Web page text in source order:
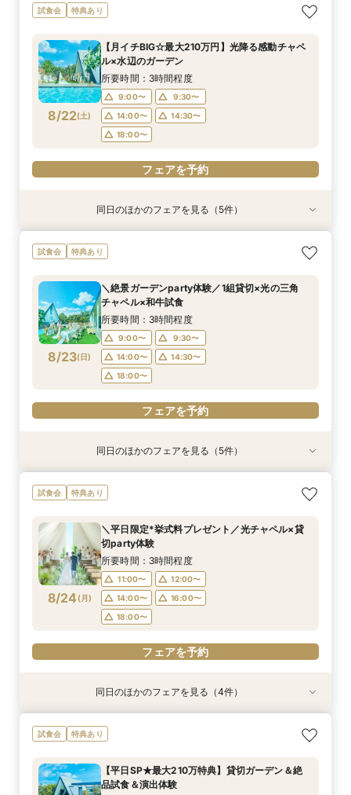
8/21(金)
＼1軒目限定★3万ギフト付／ドレス＆挙式料プレ
ゼント×和牛試食
11:00〜
12:00〜
14:00〜
16:00〜
18:00〜
フェアを予約
8/21(金)
【6名～30名の少人数婚】挙式＆会食Newプラ
ン誕生！無料試食付
11:00〜
12:00〜
14:00〜
16:00〜
18:00〜
フェアを予約
8/21(金)
【60分で完結】即決営業ナシで安心！気軽によ
りみちツアー
12:00〜
13:00〜
15:00〜
16:00〜
17:00〜
フェアを予約
8/21(金)
【タイパ重視！60分で完結◎】オンラインで会
場案内＆相談会
12:00〜
13:00〜
15:00〜
16:00〜
17:00〜
フェアを予約
試食会 特典あり
8/22(土)
【月イチBIG☆最大210万円】光降る感動チャペ
ル×水辺のガーデン
所要時間：3時間程度
9:00〜
9:30〜
14:00〜
14:30〜
18:00〜
フェアを予約
特典あり
8/22(土)
＼1軒目限定★3万ギフト付／ドレス＆挙式料プレ
ゼント×和牛試食
9:00〜
14:30〜
18:00〜
フェアを予約
特典あり
8/22(土)
【6名～30名の少人数婚】挙式＆会食Newプラ
ン誕生！無料試食付
9:00〜
14:30〜
18:00〜
フェアを予約
8/22(土)
【タイパ重視！60分で完結◎】オンラインで会
場案内＆相談会
10:00〜
15:00〜
18:30〜
フェアを予約
8/22(土)
【60分で完結】即決営業ナシで安心！気軽によ
りみちツアー
10:30〜 15:30〜
フェアを予約
8/22(土)
【会場見学2件目以上◎】短縮90分Fair*雰囲気
比較×見積相談会
9:00〜
14:30〜
18:00〜
フェアを予約
同日のほかのフェアを見る（5件）
試食会 特典あり
8/23(日)
＼絶景ガーデンparty体験／1組貸切×光の三角
チャペル×和牛試食
所要時間：3時間程度
9:00〜
9:30〜
14:00〜
14:30〜
18:00〜
フェアを予約
特典あり
8/23(日)
＼1軒目限定★3万ギフト付／ドレス＆挙式料プレ
ゼント×和牛試食
9:00〜
18:00〜
フェアを予約
特典あり
8/23(日)
【6名～30名の少人数婚】挙式＆会食Newプラ
ン誕生！無料試食付
9:00〜
18:00〜
フェアを予約
8/23(日)
【タイパ重視！60分で完結◎】オンラインで会
場案内＆相談会
10:00〜
18:30〜
フェアを予約
8/23(日)
【会場見学2件目以上◎】短縮90分Fair*雰囲気
比較×見積相談会
9:00〜
18:00〜
フェアを予約
8/23(日)
【60分で完結】即決営業ナシで安心！気軽によ
りみちツアー
10:00〜
フェアを予約
同日のほかのフェアを見る（5件）
試食会 特典あり
8/24 (月)
＼平日限定*挙式料プレゼント／光チャペル×貸
切party体験
所要時間：3時間程度
11:00〜
12:00〜
14:00〜
16:00〜
18:00〜
フェアを予約
特典あり
＼1軒目限定★3万ギフト付／ドレス＆挙式料プレ
ゼント×和牛試食
11:00〜
12:00〜
特典あり
【6名～30名の少人数婚】挙式＆会食Newプラ
ン誕生！無料試食付
11:00〜
12:00〜
【60分で完結】即決営業ナシで安心！気軽によ
りみちツアー
12:00〜
13:00〜
【タイパ重視！60分で完結◎】オンラインで会
場案内＆相談会
12:00〜
13:00〜
同日のほかのフェアを見る（4件）
試食会 特典あり
【平日SP★最大210万特典】貸切ガーデン＆絶
品試食＆演出体験